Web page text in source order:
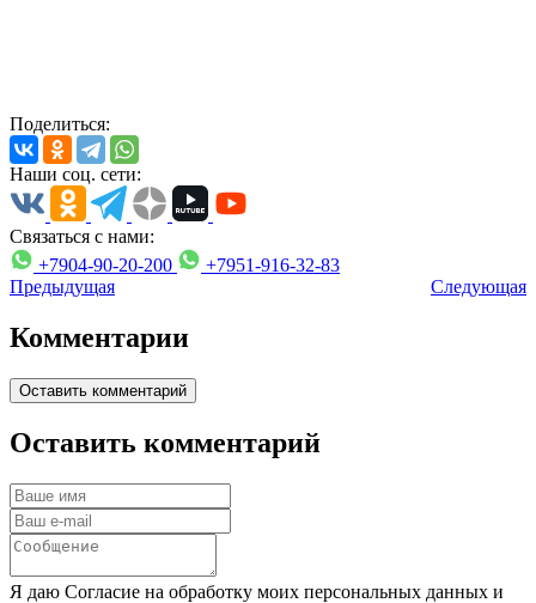
Поделиться:
Наши соц. сети:
Связаться с нами:
+7904-90-20-200
+7951-916-32-83
Предыдущая
Следующая
Комментарии
Оставить комментарий
Оставить комментарий
Я даю Согласие на обработку моих персональных данных и